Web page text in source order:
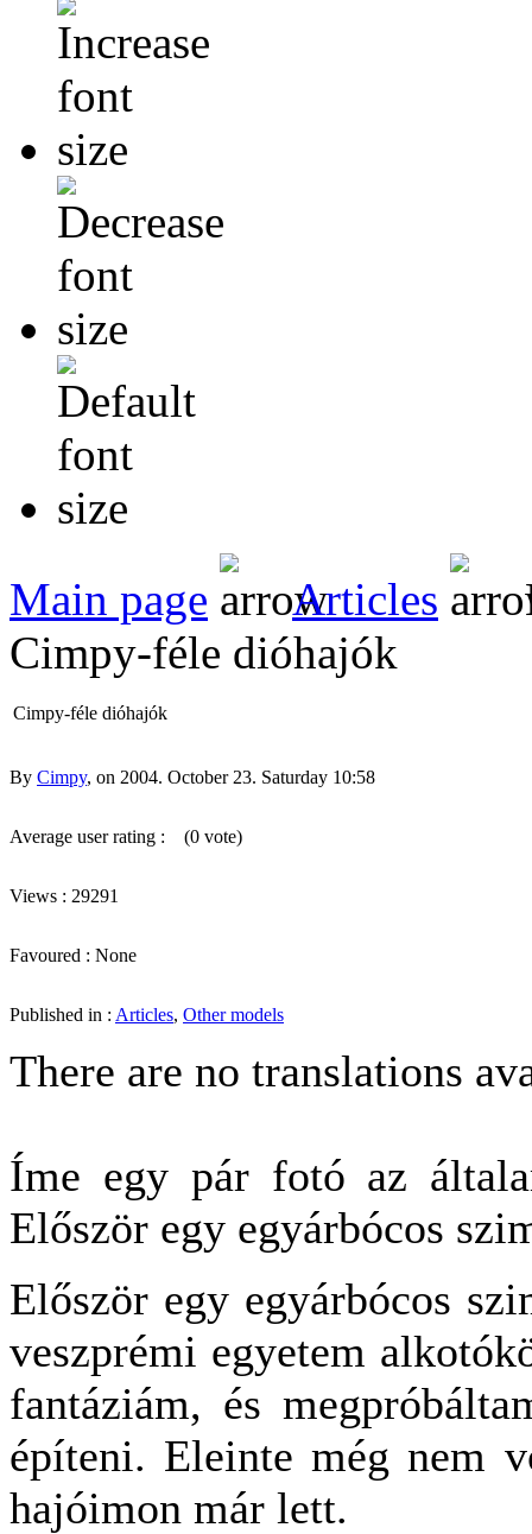
Main page Articles
Cimpy-féle dióhajók
Cimpy-féle dióhajók
By Cimpy, on 2004. October 23. Saturday 10:58
Average user rating : (0 vote)
Views : 29291
Favoured : None
Published in : Articles, Other models
There are no translations
Íme egy pár fotó az
Először egy egyárbócos
Először egy egyárbócos
veszprémi egyetem
fantáziám, és
építeni. Eleinte még nem
hajóimon már lett.